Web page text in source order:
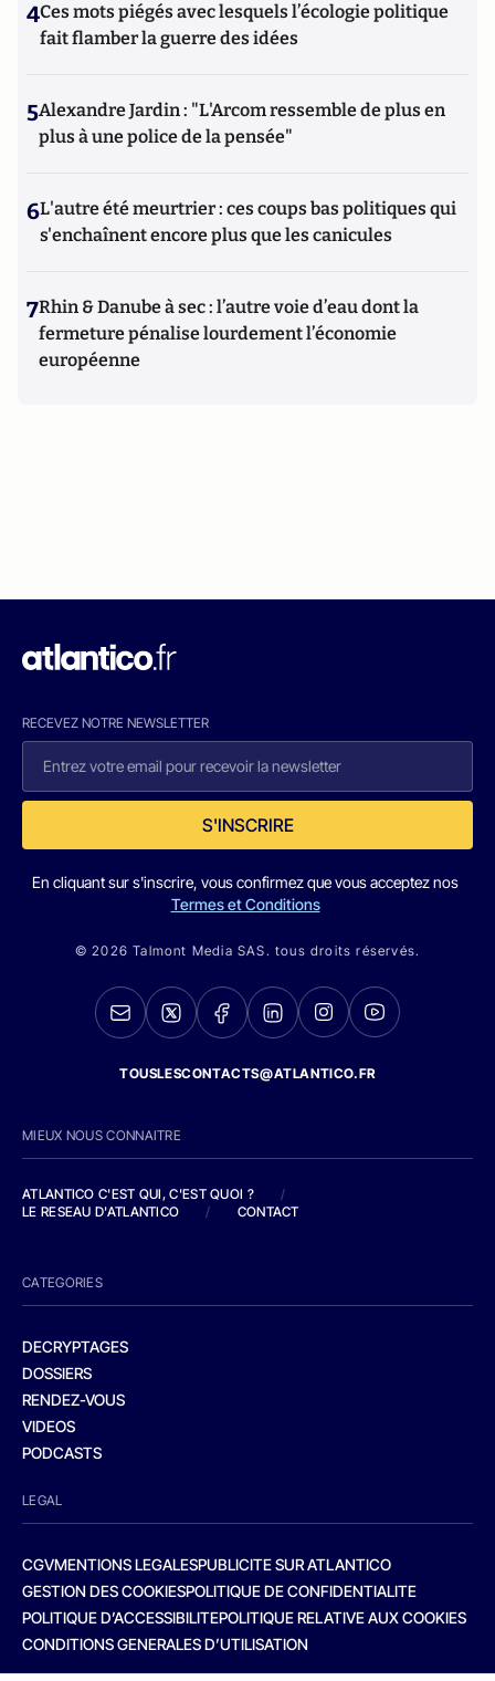
4Ces mots piégés avec lesquels l’écologie politique
fait flamber la guerre des idées
5Alexandre Jardin : "L'Arcom ressemble de plus en
plus à une police de la pensée"
6L'autre été meurtrier : ces coups bas politiques qui
s'enchaînent encore plus que les canicules
7Rhin & Danube à sec : l’autre voie d’eau dont la
fermeture pénalise lourdement l’économie
européenne
RECEVEZ NOTRE NEWSLETTER
S'INSCRIRE
En cliquant sur s'inscrire, vous confirmez que vous acceptez nos
Termes et Conditions
© 2026 Talmont Media SAS. tous droits réservés.
TOUSLESCONTACTS@ATLANTICO.FR
MIEUX NOUS CONNAITRE
ATLANTICO C'EST QUI, C'EST QUOI ?
/
LE RESEAU D'ATLANTICO
/ CONTACT
CATEGORIES
DECRYPTAGES
DOSSIERS
RENDEZ-VOUS
VIDEOS
PODCASTS
LEGAL
CGVMENTIONS LEGALESPUBLICITE SUR ATLANTICO
GESTION DES COOKIESPOLITIQUE DE CONFIDENTIALITE
POLITIQUE D’ACCESSIBILITEPOLITIQUE RELATIVE AUX COOKIES
CONDITIONS GENERALES D’UTILISATION